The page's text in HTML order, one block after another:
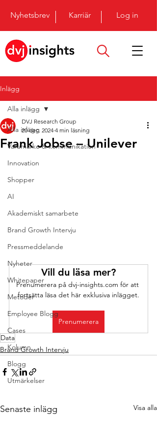
Nyhetsbrev Karriär Log in
Inlägg
Alla inlägg
Varumärke & kommunikation
Innovation
Shopper
AI
Akademiskt samarbete
Brand Growth Intervju
Pressmeddelande
Nyheter
Whitepaper
Metoder
Employee Blogg
Cases
Kolumn
Blogg
Utmärkelser
Alla inlägg
Frank Jobse – Unilever
DVJ Research Group
20 dec. 2024 4 min läsning
Vill du läsa mer?
Prenumerera på dvj-insights.com för att
fortsätta läsa det här exklusiva inlägget.
Prenumerera
Data
Brand Growth Intervju
Senaste inlägg Visa alla